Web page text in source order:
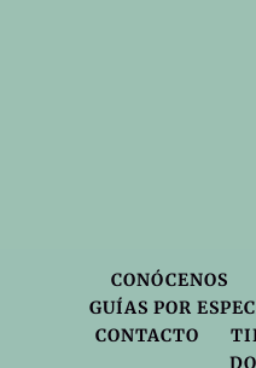
CONÓCENOS
GUÍAS POR
CONTACTO